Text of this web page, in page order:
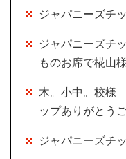
ジャパニーズチ
ジャパニーズチ
ものお席で椛山
木。小中。校
ップありがとう
ジャパニーズチ